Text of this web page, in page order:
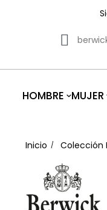
HOMBRE MUJER
Inicio Colección